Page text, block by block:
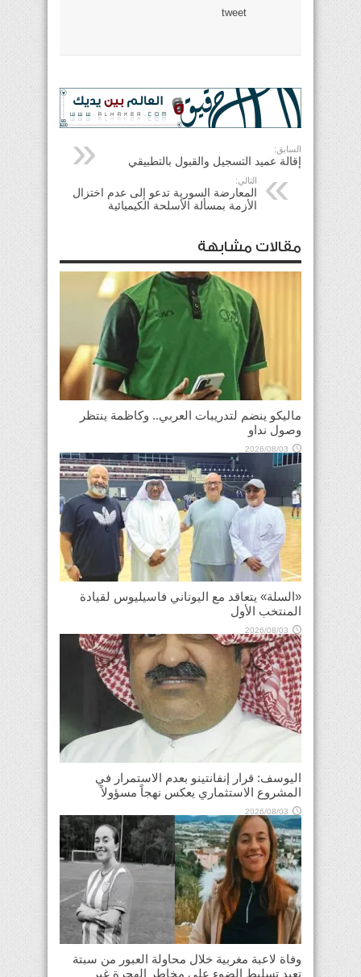
tweet
السابق:
إقالة عميد التسجيل والقبول بالتطبيقي
التالي:
المعارضة السورية تدعو إلى عدم اختزال
الأزمة بمسألة الأسلحة الكيميائية
مقالات مشابهة
ماليكو ينضم لتدريبات العربي.. وكاظمة ينتظر
وصول نداو
2026/08/03
«السلة» يتعاقد مع اليوناني فاسيليوس لقيادة
المنتخب الأول
2026/08/03
اليوسف: قرار إنفانتينو بعدم الاستمرار في
المشروع الاستثماري يعكس نهجاً مسؤولاً
2026/08/03
وفاة لاعبة مغربية خلال محاولة العبور من سبتة
تعيد تسليط الضوء على مخاطر الهجرة غير